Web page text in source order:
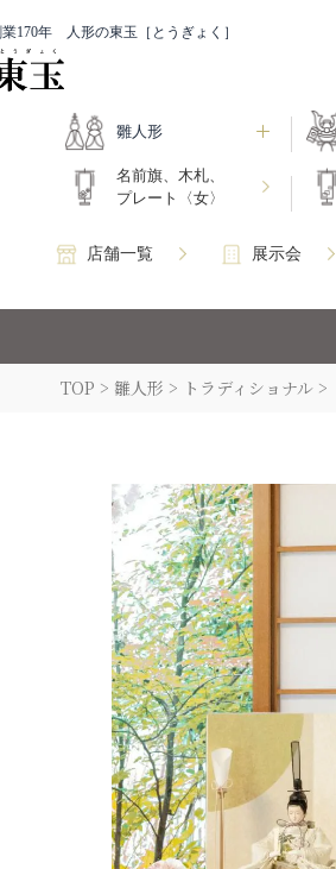
170年 人形の東玉［とうぎょく］
雛人形
名前旗、木札、
プレート〈女〉
店舗一覧 展示会
TOP 雛人形 トラディショナル